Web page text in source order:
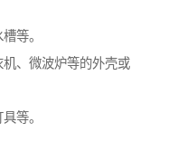
等。
、微波炉等的外壳或
等。